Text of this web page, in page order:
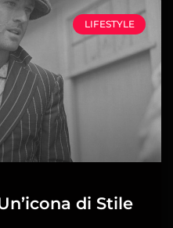
LIFESTYLE
di Stile